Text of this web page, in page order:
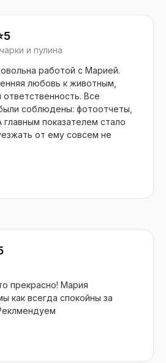
и пулина
работой с Марией.
любовь к животным,
Все
соблюдены: фотоотчеты,
главным показателем стало
от ему совсем не
прекрасно! Мария
как всегда спокойны за